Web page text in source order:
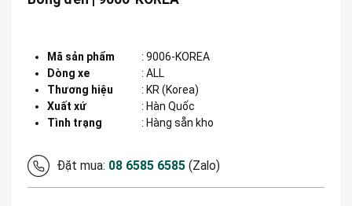
Mã sản phẩm : 9006-KOREA
Dòng xe
: ALL
Thương hiệu
: KR (Korea)
Xuất xứ
: Hàn Quốc
Tình trạng
: Hàng sẵn kho
Đặt mua: 08 6585 6585 (Zalo)